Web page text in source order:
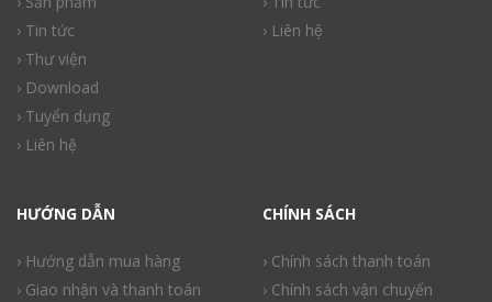
› Tin tức
› Thư viện
› Download
› Tuyển dụng
› Liên hệ
› Liên hệ
HƯỚNG DẪN
› Hướng dẫn mua hàng
› Giao nhận và thanh toán
CHÍNH SÁCH
› Chính sách thanh toán
› Chính sách vận chuyển